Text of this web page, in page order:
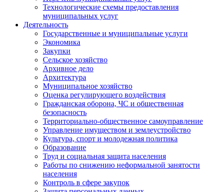
Технологические схемы предоставления
муниципальных услуг
Деятельность
Государственные и муниципальные услуги
Экономика
Закупки
Сельское хозяйство
Архивное дело
Архитектура
Муниципальное хозяйство
Оценка регулирующего воздействия
Гражданская оборона, ЧС и общественная
безопасность
Территориально-общественное самоуправление
Управление имуществом и землеустройство
Культура, спорт и молодежная политика
Образование
Труд и социальная защита населения
Работы по снижению неформальной занятости
населения
Контроль в сфере закупок